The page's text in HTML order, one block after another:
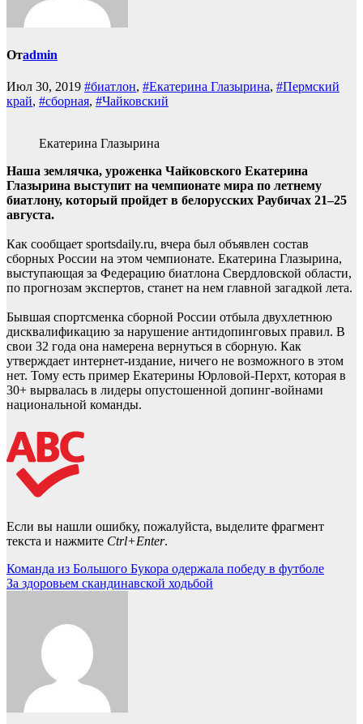
Отadmin
Июл 30, 2019 #биатлон, #Екатерина Глазырина, #Пермский
край, #сборная, #Чайковский
Екатерина Глазырина
Наша землячка, уроженка Чайковского Екатерина
Глазырина выступит на чемпионате мира по летнему
биатлону, который пройдет в белорусских Раубичах 21–25
августа.
Как сообщает sportsdaily.ru, вчера был объявлен состав
сборных России на этом чемпионате. Екатерина Глазырина,
выступающая за Федерацию биатлона Свердловской области,
по прогнозам экспертов, станет на нем главной загадкой лета.
Бывшая спортсменка сборной России отбыла двухлетнюю
дисквалификацию за нарушение антидопинговых правил. В
свои 32 года она намерена вернуться в сборную. Как
утверждает интернет-издание, ничего не возможного в этом
нет. Тому есть пример Екатерины Юрловой-Перхт, которая в
30+ вырвалась в лидеры опустошенной допинг-войнами
национальной команды.
Если вы нашли ошибку, пожалуйста, выделите фрагмент
текста и нажмите Ctrl+Enter.
Навигация
по
Команда из Большого Букора одержала победу в футболе
За здоровьем скандинавской ходьбой